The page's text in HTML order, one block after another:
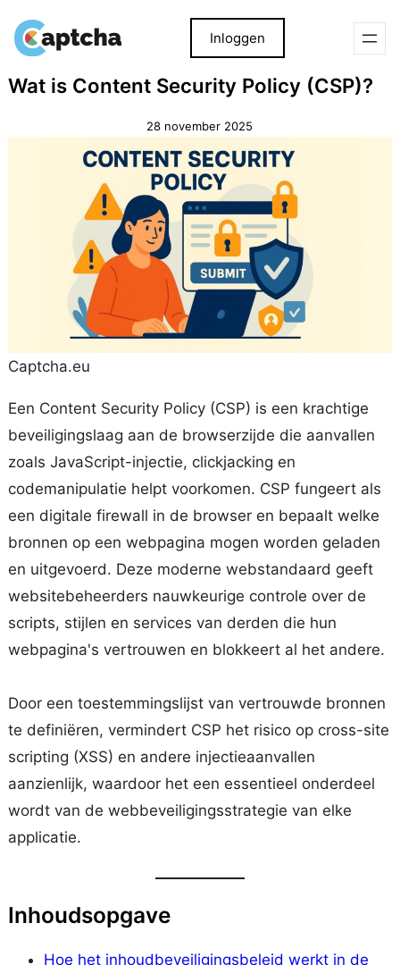
naar
naar
Inloggen
Wat is Content Security Policy (CSP)?
28 november 2025
Captcha.eu
Een Content Security Policy (CSP) is een krachtige
beveiligingslaag aan de browserzijde die aanvallen
zoals JavaScript-injectie, clickjacking en
codemanipulatie helpt voorkomen. CSP fungeert als
een digitale firewall in de browser en bepaalt welke
bronnen op een webpagina mogen worden geladen
en uitgevoerd. Deze moderne webstandaard geeft
websitebeheerders nauwkeurige controle over de
scripts, stijlen en services van derden die hun
webpagina's vertrouwen en blokkeert al het andere.
Door een toestemmingslijst van vertrouwde bronnen
te definiëren, vermindert CSP het risico op cross-site
scripting (XSS) en andere injectieaanvallen
aanzienlijk, waardoor het een essentieel onderdeel
wordt van de webbeveiligingsstrategie van elke
applicatie.
Inhoudsopgave
Hoe het inhoudbeveiligingsbeleid werkt in de